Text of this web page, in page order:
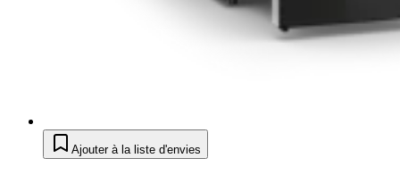
Ajouter à la liste d'envies